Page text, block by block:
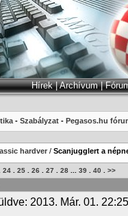
Hírek|Archívum|
- Szabályzat - Pegasos.hu
hardver / Scanjugglert a
24 25 26 27 28 39 40 >>
2013. Már. 01. 22:25